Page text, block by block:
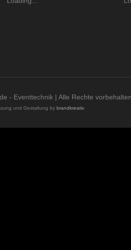
- Eventtechnik | Alle Rechte vorbehalten.
und Gestaltung by brandkreativ